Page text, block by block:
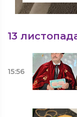
13
15:56